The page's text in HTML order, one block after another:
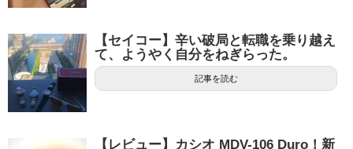
【セイコー】辛い破局と転職を乗り越え
て、ようやく自分をねぎらった。
記事を読む
【レビュー】カシオ MDV-106 Duro！新